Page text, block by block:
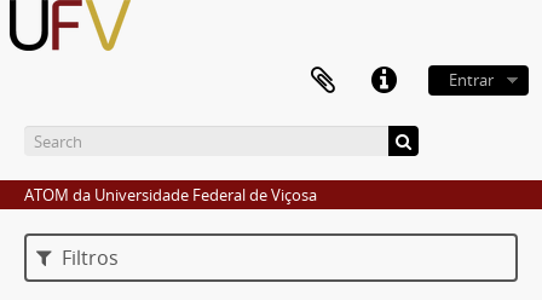
Entrar
ATOM da Universidade Federal de Viçosa
Filtros